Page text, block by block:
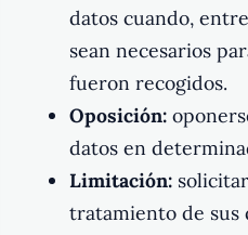
datos cuando,
sean necesarios
fueron recogidos.
Oposición:
datos en
Limitación:
tratamiento de sus